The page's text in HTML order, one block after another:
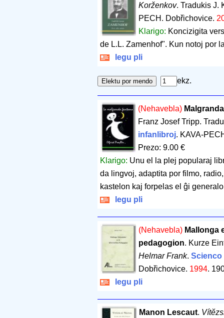
Korženkov. Tradukis J.
PECH. Dobřichovice.
Klarigo: Koncizigita
de L.L. Zamenhof". Kun notoj por
legu pli
ekz.
(Nehavebla)
Franz Josef Tripp.
infanlibroj. KAVA-
Prezo: 9.00 €
Klarigo: Unu el la plej popularaj
da lingvoj, adaptita por filmo,
kastelon kaj forpelas el ĝi
legu pli
(Nehavebla) Mallonga
pedagogion. Kurze
Helmar Frank. Scienco
Dobřichovice. 1994.
legu pli
Manon Lescaut.